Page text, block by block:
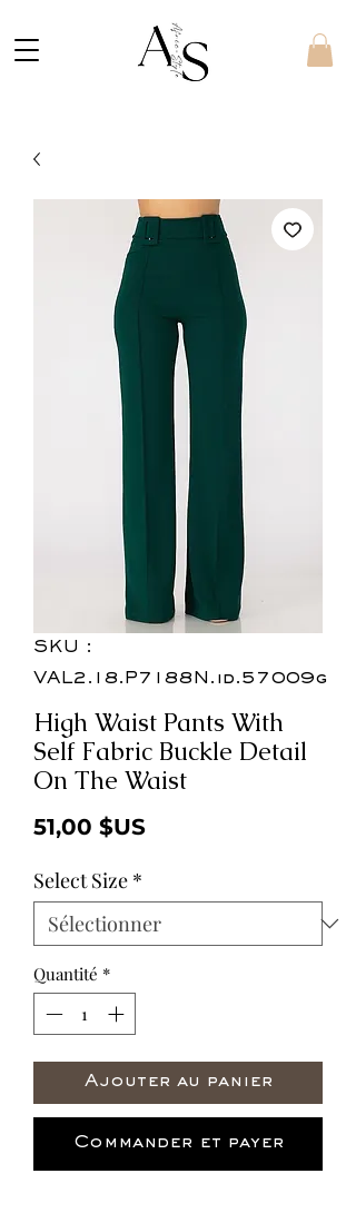
SKU :
VAL2.18.P7188N.id.57009g
High Waist Pants With
Self Fabric Buckle Detail
On The Waist
51,00 $USPrix
Select Size *
Quantité *
Ajouter au panier
Commander et payer